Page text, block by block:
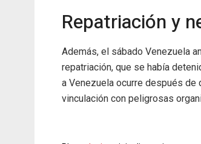
Repatriación y
Además, el sábado Venezuela
repatriación, que se había
a Venezuela ocurre después
vinculación con peligrosas